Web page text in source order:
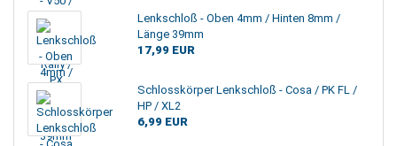
Lenkschloß - Oben 4mm / Hinten 8mm /
Länge 39mm
17,99 EUR
Schlosskörper Lenkschloß - Cosa / PK FL /
HP / XL2
6,99 EUR